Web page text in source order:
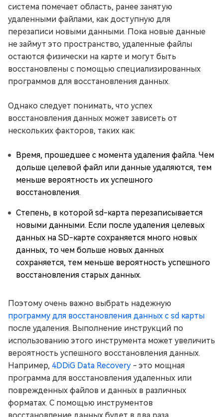
система помечает область, ранее занятую
удаленными файлами, как доступную для
перезаписи новыми данными. Пока новые данные
не займут это пространство, удаленные файлы
остаются физически на карте и могут быть
восстановлены с помощью специализированных
программов для восстановления данных.
Однако следует понимать, что успех
восстановления данных может зависеть от
нескольких факторов, таких как:
Время, прошедшее с момента удаления файла. Чем
дольше целевой файл или данные удаляются, тем
меньше вероятность их успешного
восстановления.
Степень, в которой sd-карта перезаписывается
новыми данными. Если после удаления целевых
данных на SD-карте сохраняется много новых
данных, то чем больше новых данных
сохраняется, тем меньше вероятность успешного
восстановления старых данных.
Поэтому очень важно выбрать надежную
программу для восстановления данных с sd карты
после удаления. Выполнение инструкций по
использованию этого инструмента может увеличить
вероятность успешного восстановления данных.
Например, 4DDiG Data Recovery - это мощная
программа для восстановления удаленных или
поврежденных файлов и данных в различных
форматах. С помощью инструментов